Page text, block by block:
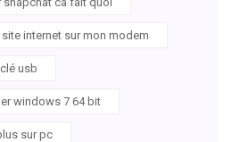
internet sur mon modem
usb
windows 7 64 bit
sur pc